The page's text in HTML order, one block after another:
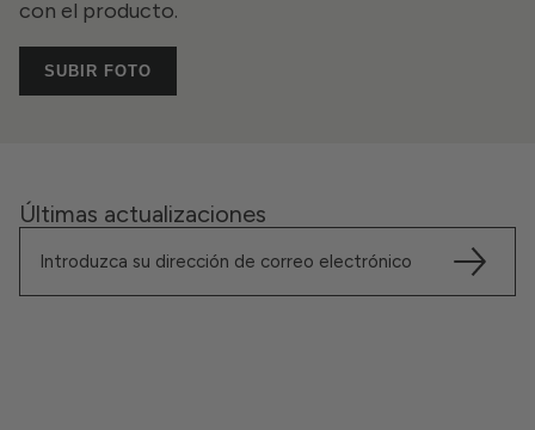
con el producto.
SUBIR FOTO
Últimas actualizaciones